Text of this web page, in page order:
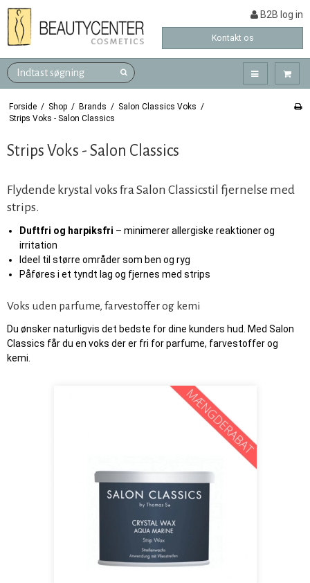
B2B log in
Kontakt os
Forside / Shop / Brands / Salon Classics Voks /
Strips Voks - Salon Classics
Strips Voks - Salon Classics
Flydende krystal voks fra Salon Classicstil fjernelse med
strips.
Duftfri og harpiksfri – minimerer allergiske reaktioner og
irritation
Ideel til større områder som ben og ryg
Påføres i et tyndt lag og fjernes med strips
Voks uden parfume, farvestoffer og kemi
Du ønsker naturligvis det bedste for dine kunders hud. Med Salon
Classics får du en voks der er fri for parfume, farvestoffer og
kemi.